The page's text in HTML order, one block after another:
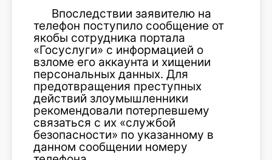
Впоследствии заявителю на
телефон поступило сообщение от
якобы сотрудника портала
«Госуслуги» с информацией о
взломе его аккаунта и хищении
персональных данных. Для
предотвращения преступных
действий злоумышленники
рекомендовали потерпевшему
связаться с их «службой
безопасности» по указанному в
данном сообщении номеру